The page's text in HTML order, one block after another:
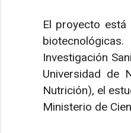
El proyecto
Investigación
Universidad de
Nutrición), el
Ministerio de